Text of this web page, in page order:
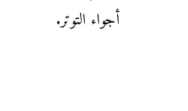
أجواء التوتر.